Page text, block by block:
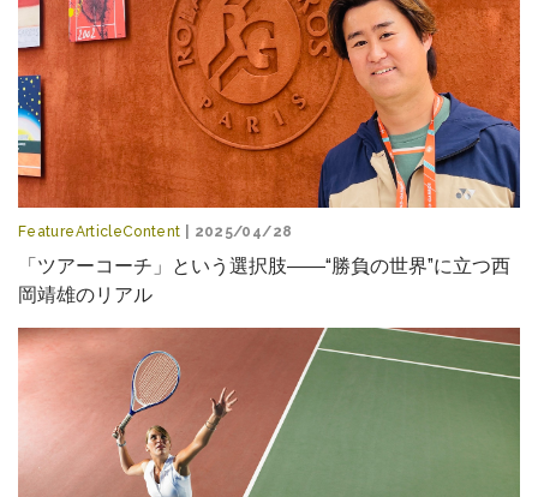
FeatureArticleContent | 2025/04/28
「ツアーコーチ」という選択肢――“勝負の世界”に立つ西
岡靖雄のリアル